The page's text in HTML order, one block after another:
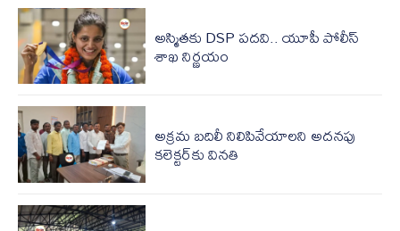
అస్మితకు DSP పదవి.. యూపీ పోలీస్
శాఖ నిర్ణయం
అక్రమ బదిలీ నిలిపివేయాలని అదనపు
కలెక్టర్‌కు వినతి